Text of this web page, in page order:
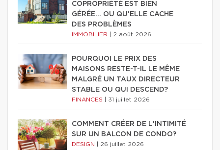
COPROPRIÉTÉ EST BIEN
GÉRÉE… OU QU'ELLE CACHE
DES PROBLÈMES
IMMOBILIER 2 août 2026
POURQUOI LE PRIX DES
MAISONS RESTE-T-IL LE MÊME
MALGRÉ UN TAUX DIRECTEUR
STABLE OU QUI DESCEND?
FINANCES 31 juillet 2026
COMMENT CRÉER DE L'INTIMITÉ
SUR UN BALCON DE CONDO?
DESIGN 26 juillet 2026